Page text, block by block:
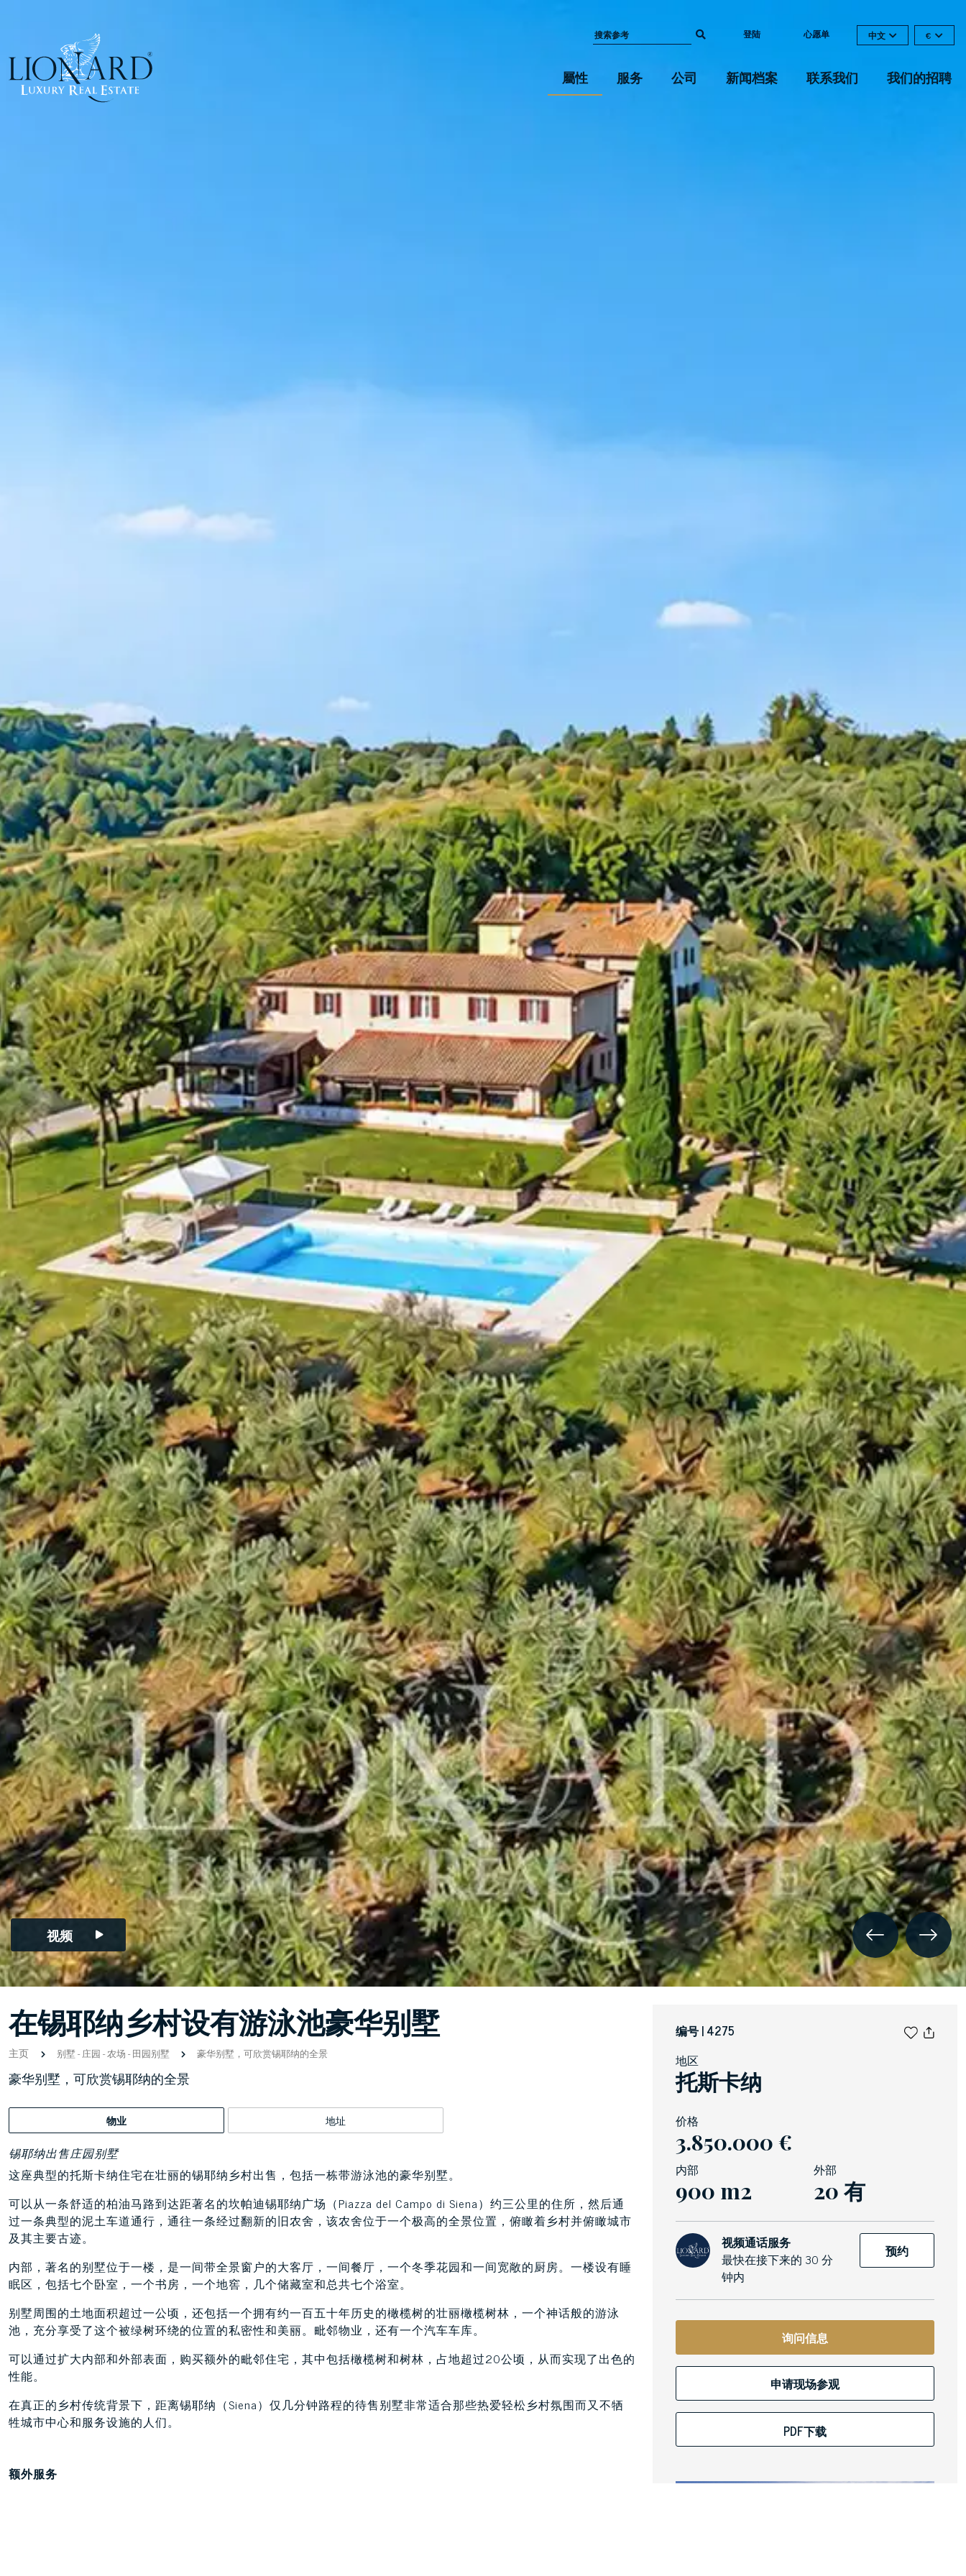
登陆 心愿单 中文 €
屬性 服务 公司 新闻档案 联系我们 我们的招聘
视频
在锡耶纳乡村设有游泳池豪华别墅
主页 别墅-庄园-农场-田园别墅 豪华别墅，可欣赏锡耶纳的全景
豪华别墅，可欣赏锡耶纳的全景
物业 地址
锡耶纳出售庄园别墅
这座典型的托斯卡纳住宅在壮丽的锡耶纳乡村出售，包括一栋带游泳池的豪华别墅。
可以从一条舒适的柏油马路到达距著名的坎帕迪锡耶纳广场（Piazza del Campo di Siena）约三公里的住所，然后通
过一条典型的泥土车道通行，通往一条经过翻新的旧农舍，该农舍位于一个极高的全景位置，俯瞰着乡村并俯瞰城市
及其主要古迹。
内部，著名的别墅位于一楼，是一间带全景窗户的大客厅，一间餐厅，一个冬季花园和一间宽敞的厨房。一楼设有睡
眠区，包括七个卧室，一个书房，一个地窖，几个储藏室和总共七个浴室。
别墅周围的土地面积超过一公顷，还包括一个拥有约一百五十年历史的橄榄树的壮丽橄榄树林，一个神话般的游泳
池，充分享受了这个被绿树环绕的位置的私密性和美丽。毗邻物业，还有一个汽车车库。
可以通过扩大内部和外部表面，购买额外的毗邻住宅，其中包括橄榄树和树林，占地超过20公顷，从而实现了出色的
性能。
在真正的乡村传统背景下，距离锡耶纳（Siena）仅几分钟路程的待售别墅非常适合那些热爱轻松乡村氛围而又不牺
牲城市中心和服务设施的人们。
额外服务
编号 | 4275
地区
托斯卡纳
价格
3.850.000 €
内部
900 m2
外部
20 有
视频通话服务
最快在接下来的 30 分
钟内
预约
询问信息
申请现场参观
PDF下载